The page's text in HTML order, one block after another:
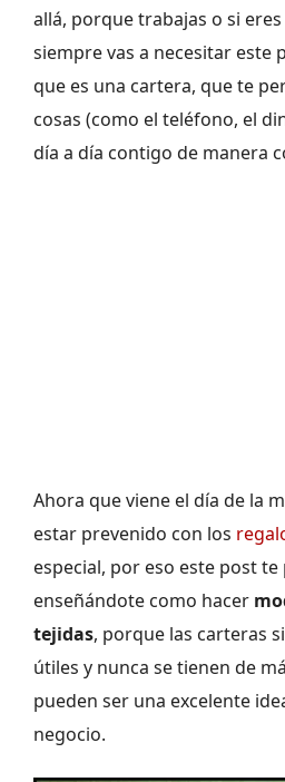
allá, porque trabajas o si
siempre vas a necesitar este
que es una cartera, que te
cosas (como el teléfono, el
día a día contigo de manera
Ahora que viene el día de la
estar prevenido con los
especial, por eso este post
enseñándote como hacer
tejidas, porque las carteras
útiles y nunca se tienen de
pueden ser una excelente
negocio.